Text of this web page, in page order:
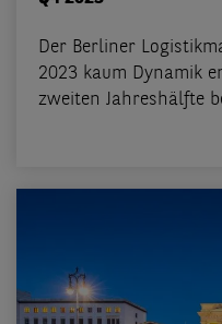
Der Berliner
2023 kaum Dynamik
zweiten Jahreshälfte